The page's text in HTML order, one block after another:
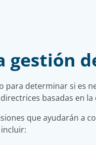
gestión
para determinar si
basadas en la
que ayudarán